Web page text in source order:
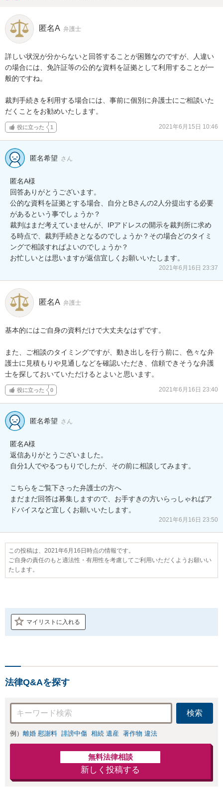
匿名A 弁護士
詳しい状況が分からないと回答することが困難なのですが、人違い
の場合には、免許証等の公的な資料を証拠として利用することが一
般的ですね。
裁判手続きを利用する場合には、事前に個別に弁護士にご相談いた
だくことをお勧めいたします。
役に立った 1 2021年6月15日 10:46
匿名希望 さん
匿名A様
回答ありがとうございます。
公的な資料を証拠とする場合、自分とBさんの2人分提出する必要
があるという事でしょうか？
裁判はまだ考えていませんが、IPアドレスの開示を裁判所に求め
る時点で、裁判手続きとなるのでしょうか？その場合どのタイミ
ングで相談すればよいのでしょうか？
お忙しいとは思いますが返信宜しくお願いいたします。
2021年6月16日 23:37
匿名A 弁護士
基本的にはご自身の資料だけで大丈夫なはずです。
また、ご相談のタイミングですが、動き出しを行う前に、色々な弁
護士に見積もりや見通しなどを確認いただき、信頼できそうな弁護
士を探しておいていただけるとよいと思います。
役に立った 0 2021年6月16日 23:40
匿名希望 さん
匿名A様
返信ありがとうございました。
自分1人でやるつもりでしたが、その前に相談してみます。
こちらをご覧下さった弁護士の方へ
まだまだ回答は募集しますので、お手すきの方いらっしゃればア
ドバイスなど宜しくお願いいたします。
2021年6月16日 23:50
この投稿は、2021年6月16日時点の情報です。
ご自身の責任のもと適法性・有用性を考慮してご利用いただくようお願いい
たします。
マイリストに入れる
法律Q&Aを探す
検索
例） 離婚 慰謝料 誹謗中傷 相続 遺産 著作物 違法
無料法律相談
新しく投稿する